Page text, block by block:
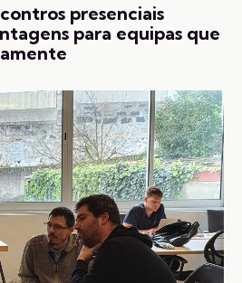
presenciais
para equipas que